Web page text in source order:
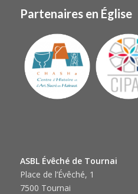
Partenaires en Église
ASBL Évêché de Tournai
Place de l’Évêché, 1
7500 Tournai